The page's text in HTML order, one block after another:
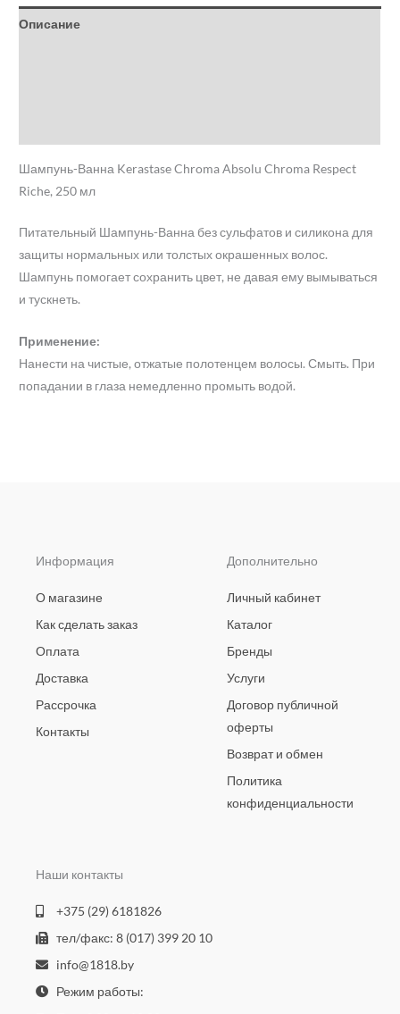
Описание
Шампунь-Ванна Kerastase Chroma Absolu Chroma Respect
Riche, 250 мл
Питательный Шампунь-Ванна без сульфатов и силикона для
защиты нормальных или толстых окрашенных волос.
Шампунь помогает сохранить цвет, не давая ему вымываться
и тускнеть.
Применение:
Нанести на чистые, отжатые полотенцем волосы. Смыть. При
попадании в глаза немедленно промыть водой.
Информация
О магазине
Как сделать заказ
Оплата
Доставка
Рассрочка
Контакты
Дополнительно
Личный кабинет
Каталог
Бренды
Услуги
Договор публичной
оферты
Возврат и обмен
Политика
конфиденциальности
Наши контакты
+375 (29) 6181826
тел/факс: 8 (017) 399 20 10
info@1818.by
Режим работы: